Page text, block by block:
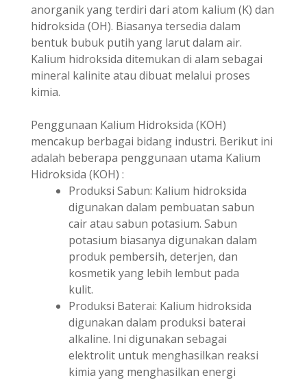
anorganik yang terdiri dari atom kalium (K) dan
hidroksida (OH). Biasanya tersedia dalam
bentuk bubuk putih yang larut dalam air.
Kalium hidroksida ditemukan di alam sebagai
mineral kalinite atau dibuat melalui proses
kimia.
Penggunaan Kalium Hidroksida (KOH)
mencakup berbagai bidang industri. Berikut ini
adalah beberapa penggunaan utama Kalium
Hidroksida (KOH) :
Produksi Sabun: Kalium hidroksida
digunakan dalam pembuatan sabun
cair atau sabun potasium. Sabun
potasium biasanya digunakan dalam
produk pembersih, deterjen, dan
kosmetik yang lebih lembut pada
kulit.
Produksi Baterai: Kalium hidroksida
digunakan dalam produksi baterai
alkaline. Ini digunakan sebagai
elektrolit untuk menghasilkan reaksi
kimia yang menghasilkan energi